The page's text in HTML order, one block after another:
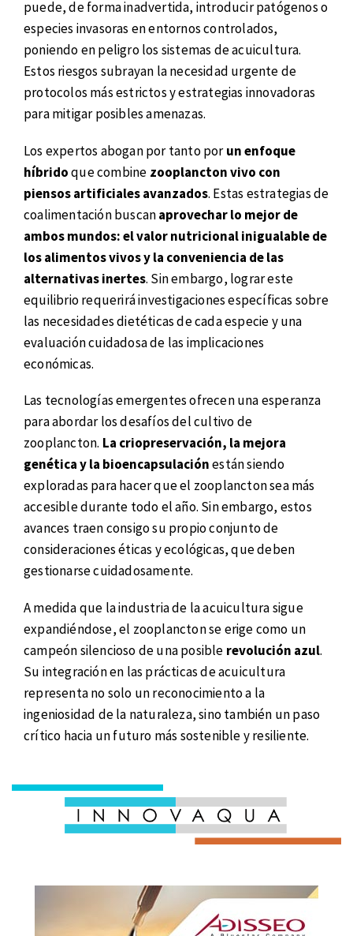
puede, de forma inadvertida, introducir patógenos o
especies invasoras en entornos controlados,
poniendo en peligro los sistemas de acuicultura.
Estos riesgos subrayan la necesidad urgente de
protocolos más estrictos y estrategias innovadoras
para mitigar posibles amenazas.
Los expertos abogan por tanto porun enfoque
híbridoque combine zooplancton vivo con
piensos artificiales avanzados. Estas estrategias de
coalimentación buscanaprovechar lo mejor de
ambos mundos: el valor nutricional inigualable de
los alimentos vivos y la conveniencia de las
alternativas inertes. Sin embargo, lograr este
equilibrio requerirá investigaciones específicas sobre
las necesidades dietéticas de cada especie y una
evaluación cuidadosa de las implicaciones
económicas.
Las tecnologías emergentes ofrecen una esperanza
para abordar los desafíos del cultivo de
zooplancton. La criopreservación, la mejora
genética y la bioencapsulaciónestán siendo
exploradas para hacer que el zooplancton sea más
accesible durante todo el año. Sin embargo, estos
avances traen consigo su propio conjunto de
consideraciones éticas y ecológicas, que deben
gestionarse cuidadosamente.
A medida que la industria de la acuicultura sigue
expandiéndose, el zooplancton se erige como un
campeón silencioso de una posible revolución azul.
Su integración en las prácticas de acuicultura
representa no solo un reconocimiento a la
ingeniosidad de la naturaleza, sino también un paso
crítico hacia un futuro más sostenible y resiliente.